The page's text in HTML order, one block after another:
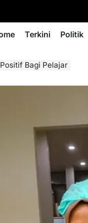
Terkini Politik
Bagi Pelajar